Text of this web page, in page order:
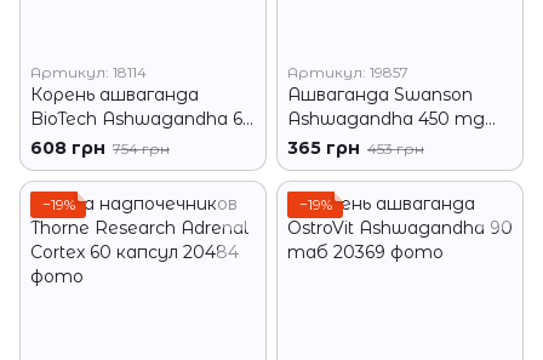
Артикул: 18114
Корень ашваганда
BioTech Ashwagandha 60
caps
608 грн 754 грн
Артикул: 19857
Ашваганда Swanson
Ashwagandha 450 mg
full spectrum 100 капсул
365 грн 453 грн
−19% −19%